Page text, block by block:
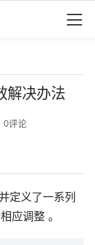
解决办法
0评论
定义了一系列
应调整 。